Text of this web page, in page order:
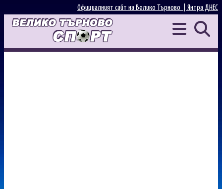
Янтра ДНЕС
Официалният сайт на Велико Търново |